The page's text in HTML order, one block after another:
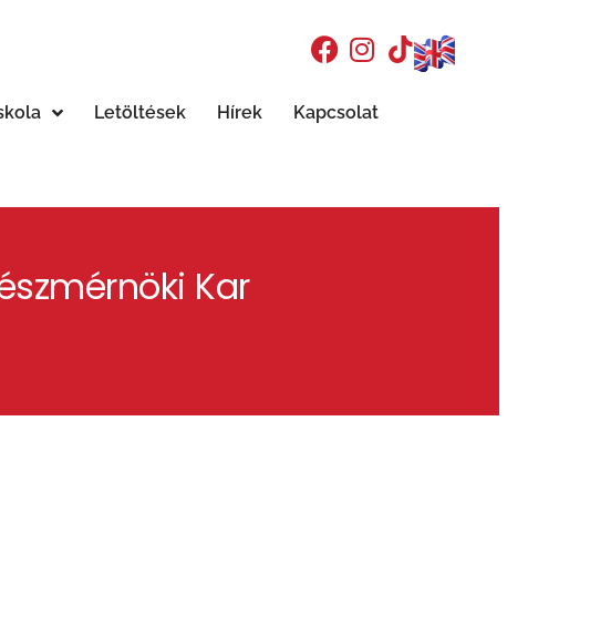
Letöltések Hírek Kapcsolat
Kar